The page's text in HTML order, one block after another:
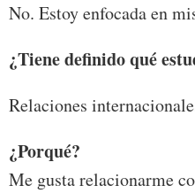
No. Estoy enfocada en
¿Tiene definido qué
Relaciones
¿Porqué?
Me gusta relacionarme